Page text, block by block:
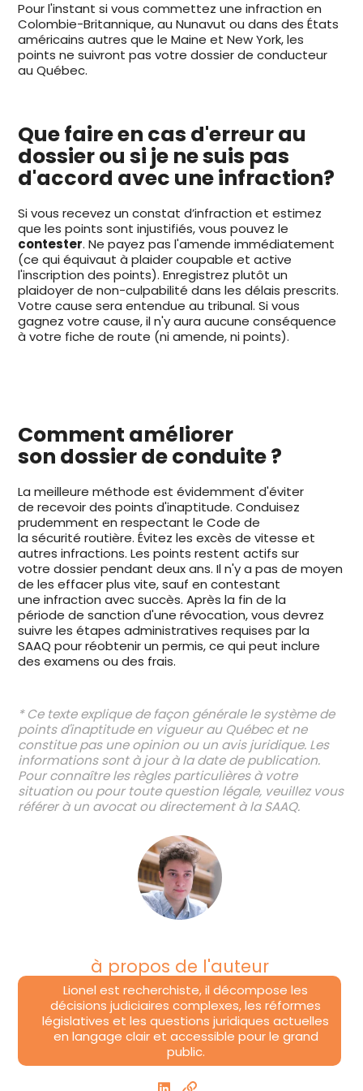
Pour l'instant si vous commettez une infraction en
Colombie-Britannique, au Nunavut ou dans des États
américains autres que le Maine et New York, les
points ne suivront pas votre dossier de conducteur
au Québec.
Que faire en cas d'erreur au
dossier ou si je ne suis pas
d'accord avec une infraction?
Si vous recevez un constat d’infraction et estimez
que les points sont injustifiés, vous pouvez le
contester. Ne payez pas l'amende immédiatement
(ce qui équivaut à plaider coupable et active
l'inscription des points). Enregistrez plutôt un
plaidoyer de non-culpabilité dans les délais prescrits.
Votre cause sera entendue au tribunal. Si vous
gagnez votre cause, il n'y aura aucune conséquence
à votre fiche de route (ni amende, ni points).
Comment améliorer
son dossier de conduite ?
La meilleure méthode est évidemment d'éviter
de recevoir des points d'inaptitude. Conduisez
prudemment en respectant le Code de
la sécurité routière. Évitez les excès de vitesse et
autres infractions. Les points restent actifs sur
votre dossier pendant deux ans. Il n'y a pas de moyen
de les effacer plus vite, sauf en contestant
une infraction avec succès. Après la fin de la
période de sanction d'une révocation, vous devrez
suivre les étapes administratives requises par la
SAAQ pour réobtenir un permis, ce qui peut inclure
des examens ou des frais.
* Ce texte explique de façon générale le système de
points d'inaptitude en vigueur au Québec et ne
constitue pas une opinion ou un avis juridique. Les
informations sont à jour à la date de publication.
Pour connaître les règles particulières à votre
situation ou pour toute question légale, veuillez vous
référer à un avocat ou directement à la SAAQ.
à propos de l'auteur
Lionel est recherchiste, il décompose les
décisions judiciaires complexes, les réformes
législatives et les questions juridiques actuelles
en langage clair et accessible pour le grand
public.